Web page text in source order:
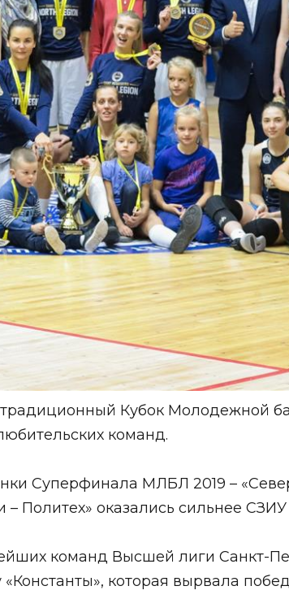
Кубок Молодежной
команд.
Суперфинала МЛБЛ 2019 –
Политех» оказались сильнее
команд Высшей лиги Санкт-
«Константы», которая вырвала